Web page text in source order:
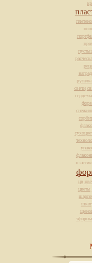
расческа
русалка
свечи
цв
цветы